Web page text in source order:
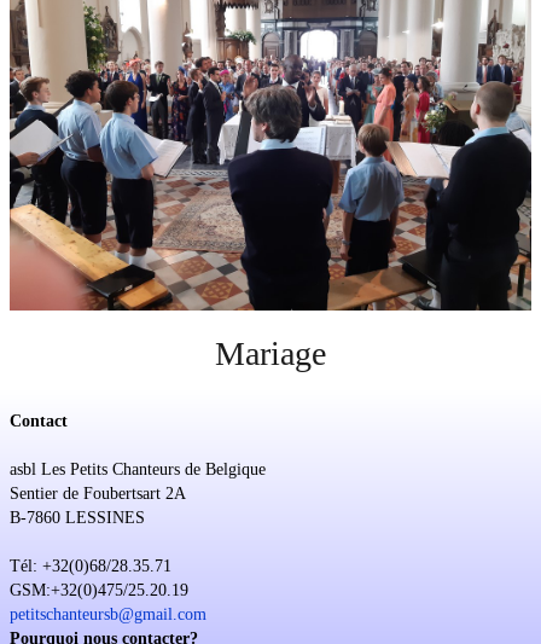
Discographie
Contact
Soutien
Sponsoring
Événements
Mariage
Contact
asbl Les Petits Chanteurs de Belgique
Sentier de Foubertsart 2A
B-7860 LESSINES
Tél: +32(0)68/28.35.71
GSM:+32(0)475/25.20.19
petitschanteursb@gmail.com
Pourquoi nous contacter?